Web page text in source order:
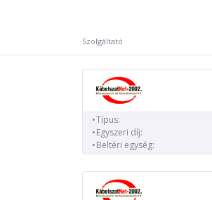
Szolgáltató
Típus:
Egyszeri díj:
Beltéri egység: